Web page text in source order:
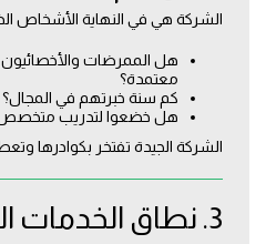
الشركة هي في النهاية الأشخاص
هل الممرضات
معتمدة؟
كم سنة خبرتهم في المجال؟
هل خضعوا لتدريب متخصص
الشركة الجيدة تفتخر بكوادرها
3. نطاق الخدمات المقدمة